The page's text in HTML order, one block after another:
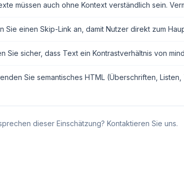
müssen auch ohne Kontext verständlich sein.
Sie einen Skip-Link an, damit Nutzer direkt zum
Sie sicher, dass Text ein Kontrastverhältnis von
Sie semantisches HTML (Überschriften,
dieser Einschätzung? Kontaktieren Sie uns.